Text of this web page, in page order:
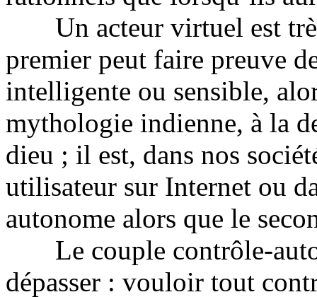
Un acteur virtuel est
premier peut faire preuve
intelligente ou sensible,
mythologie indienne, à la
dieu ; il est, dans nos
utilisateur sur Internet ou
autonome alors que le
Le couple contrôle-
dépasser : vouloir tout